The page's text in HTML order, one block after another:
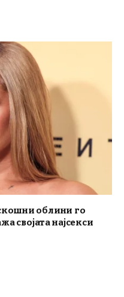
облини го
својата најсекси